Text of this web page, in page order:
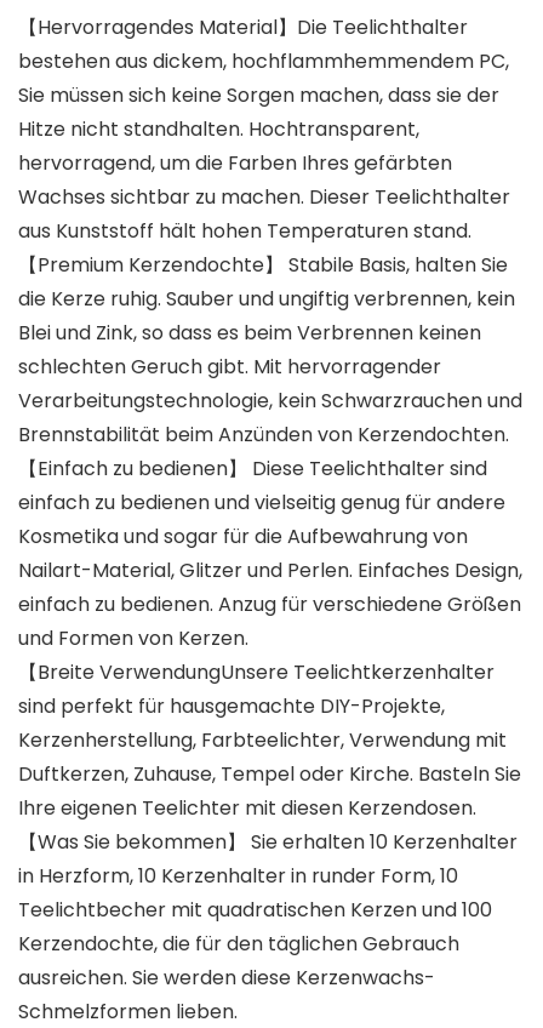
【Hervorragendes Material】Die Teelichthalter
bestehen aus dickem, hochflammhemmendem PC,
Sie müssen sich keine Sorgen machen, dass sie der
Hitze nicht standhalten. Hochtransparent,
hervorragend, um die Farben Ihres gefärbten
Wachses sichtbar zu machen. Dieser Teelichthalter
aus Kunststoff hält hohen Temperaturen stand.
【Premium Kerzendochte】 Stabile Basis, halten Sie
die Kerze ruhig. Sauber und ungiftig verbrennen, kein
Blei und Zink, so dass es beim Verbrennen keinen
schlechten Geruch gibt. Mit hervorragender
Verarbeitungstechnologie, kein Schwarzrauchen und
Brennstabilität beim Anzünden von Kerzendochten.
【Einfach zu bedienen】 Diese Teelichthalter sind
einfach zu bedienen und vielseitig genug für andere
Kosmetika und sogar für die Aufbewahrung von
Nailart-Material, Glitzer und Perlen. Einfaches Design,
einfach zu bedienen. Anzug für verschiedene Größen
und Formen von Kerzen.
【Breite VerwendungUnsere Teelichtkerzenhalter
sind perfekt für hausgemachte DIY-Projekte,
Kerzenherstellung, Farbteelichter, Verwendung mit
Duftkerzen, Zuhause, Tempel oder Kirche. Basteln Sie
Ihre eigenen Teelichter mit diesen Kerzendosen.
【Was Sie bekommen】 Sie erhalten 10 Kerzenhalter
in Herzform, 10 Kerzenhalter in runder Form, 10
Teelichtbecher mit quadratischen Kerzen und 100
Kerzendochte, die für den täglichen Gebrauch
ausreichen. Sie werden diese Kerzenwachs-
Schmelzformen lieben.